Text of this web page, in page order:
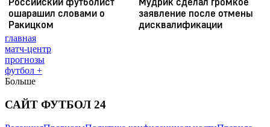
главная
матч-центр
прогнозы
футбол +
Больше
САЙТ ФУТБОЛ 24